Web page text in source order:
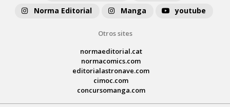
Norma Editorial
Manga youtube
Otros sites
normaeditorial.cat
normacomics.com
editorialastronave.com
cimoc.com
concursomanga.com